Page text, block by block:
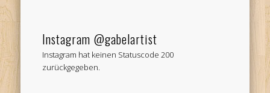
Instagram @gabelartist
Instagram hat keinen Statuscode 200
zurückgegeben.